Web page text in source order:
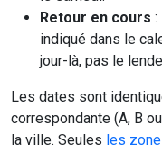
Retour en cours :
indiqué dans le
jour-là, pas le
Les dates sont
correspondante (A, B
la ville. Seules les